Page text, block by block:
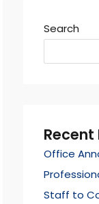
Search
Recent
Office
Staff to